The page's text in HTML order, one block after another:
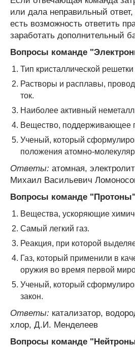
или дала неправильный
есть возможность ответить
заработать дополнительный
Вопросы команде
Тип кристаллической
Растворы и расплавы,
ток.
Наиболее активный
Вещество, поддерживающее
Ученый, который
положения атомно-
Ответы: атомная,
Михаил Васильевич
Вопросы команде "Протоны"
Вещества, ускоряющие
Самый легкий газ.
Реакция, при которой
Газ, который применили в
оружия во время первой
Ученый, который
закон.
Ответы: катализатор,
хлор, Д.И. Менделеев
Вопросы команде